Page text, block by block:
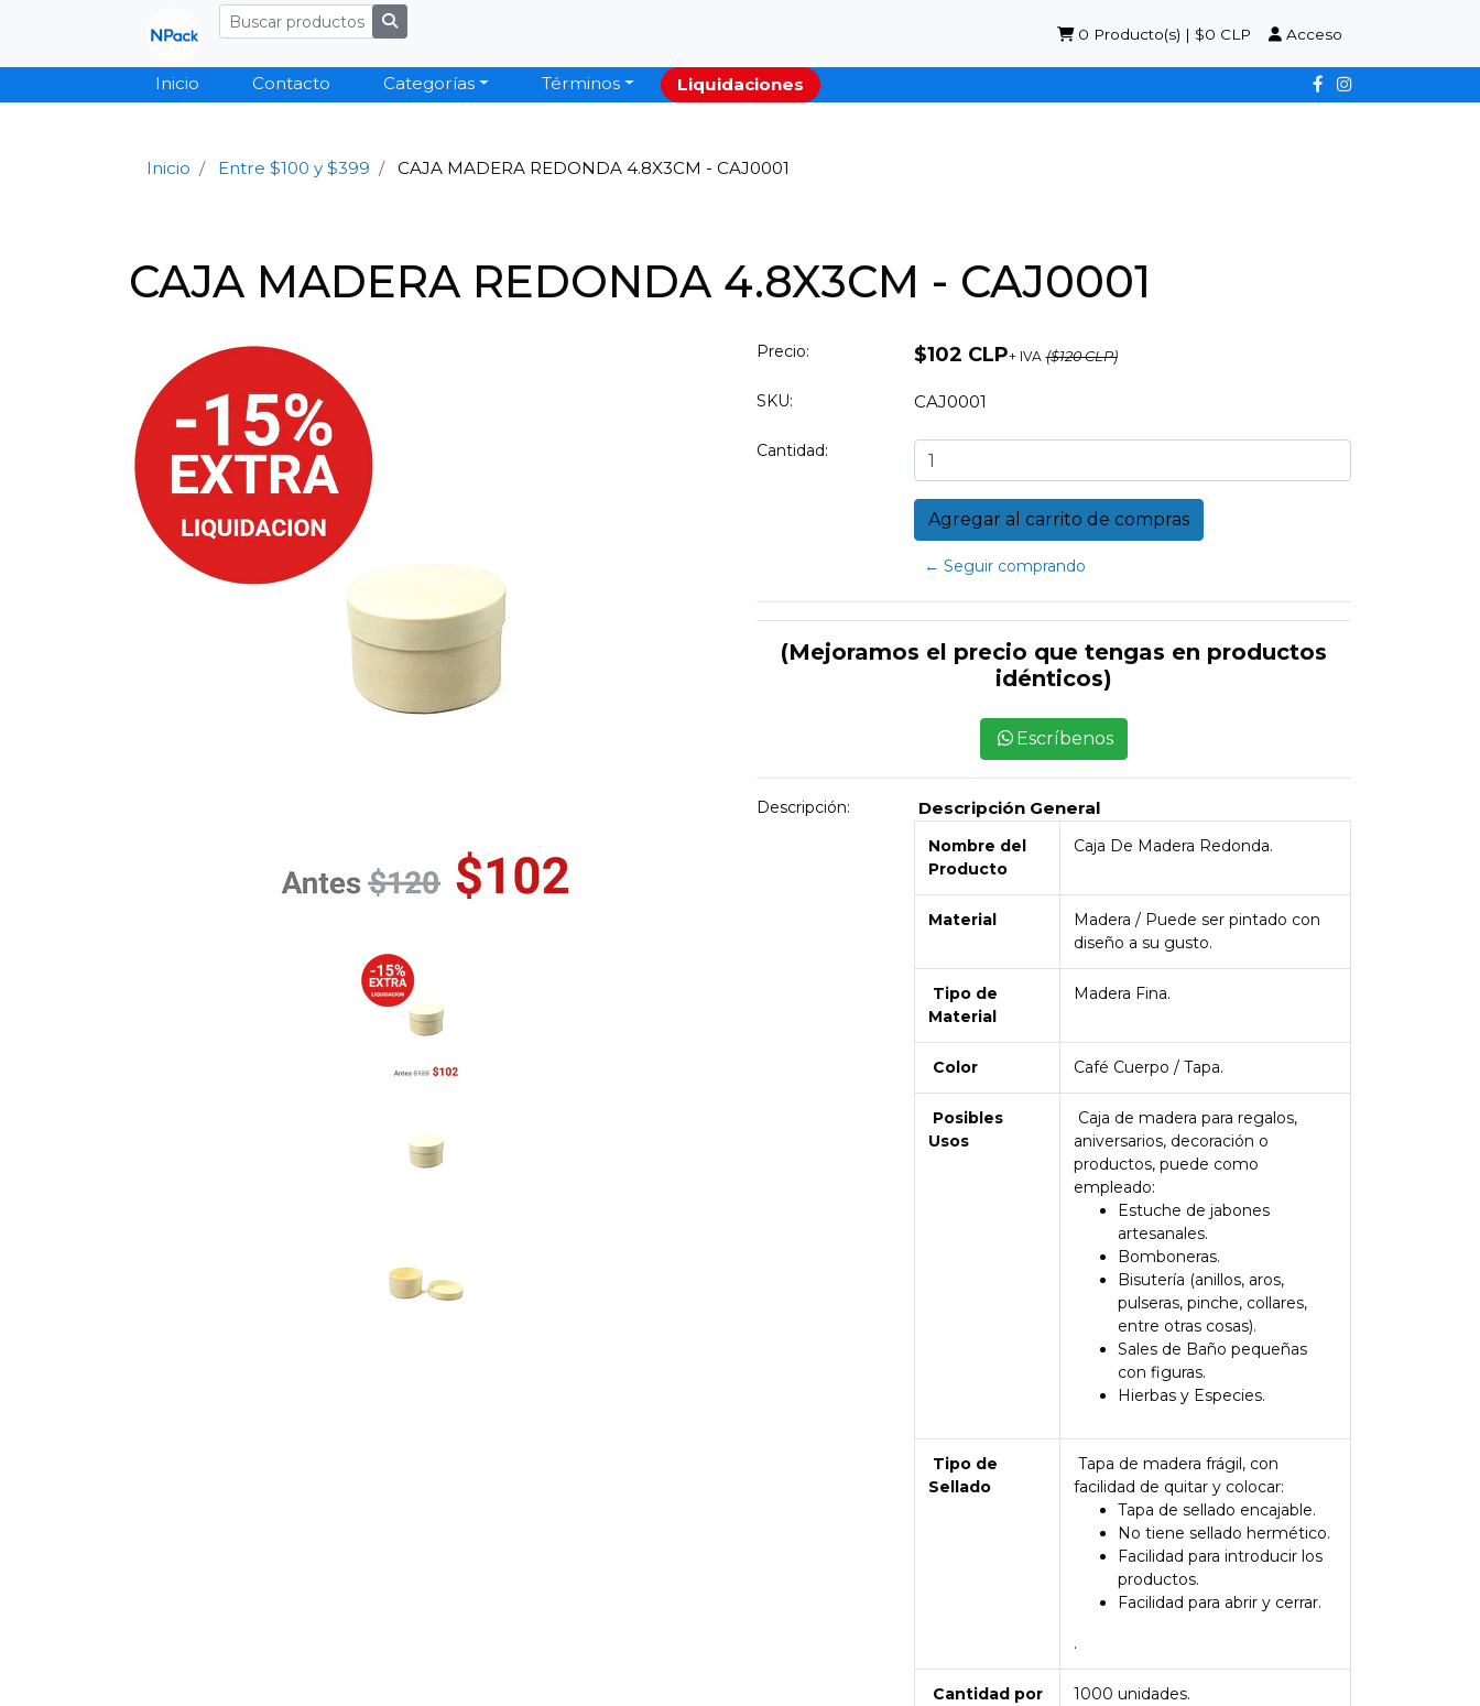
0 Producto(s) | $0 CLP Acceso
Inicio Contacto Categorías Términos Liquidaciones
Inicio Entre $100 y $399 CAJA MADERA REDONDA 4.8X3CM - CAJ0001
CAJA MADERA REDONDA 4.8X3CM - CAJ0001
Precio: $102 CLP+ IVA ($120 CLP)
SKU: CAJ0001
Cantidad:
← Seguir comprando
(Mejoramos el precio que tengas en productos
idénticos)
Escríbenos
Descripción: Descripción General
Nombre del
Producto
Caja De Madera Redonda.
Material
Madera / Puede ser pintado con
diseño a su gusto.
Tipo de
Material
Madera Fina.
Color Café Cuerpo / Tapa.
Posibles
Usos
Caja de madera para regalos,
aniversarios, decoración o
productos, puede como
empleado:
Estuche de jabones
artesanales.
Bomboneras.
Bisutería (anillos, aros,
pulseras, pinche, collares,
entre otras cosas).
Sales de Baño pequeñas
con figuras.
Hierbas y Especies.
Tipo de
Sellado
Tapa de madera frágil, con
facilidad de quitar y colocar:
Tapa de sellado encajable.
No tiene sellado hermético.
Facilidad para introducir los
productos.
Facilidad para abrir y cerrar.
.
Cantidad por
1000 unidades.